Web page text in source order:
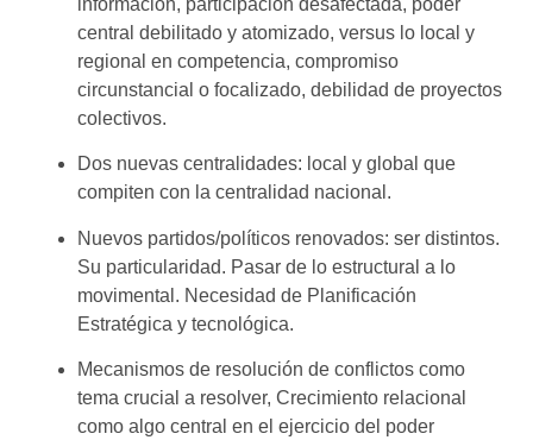
información, participación desafectada, poder
central debilitado y atomizado, versus lo local y
regional en competencia, compromiso
circunstancial o focalizado, debilidad de proyectos
colectivos.
Dos nuevas centralidades: local y global que
compiten con la centralidad nacional.
Nuevos partidos/políticos renovados: ser distintos.
Su particularidad. Pasar de lo estructural a lo
movimental. Necesidad de Planificación
Estratégica y tecnológica.
Mecanismos de resolución de conflictos como
tema crucial a resolver, Crecimiento relacional
como algo central en el ejercicio del poder